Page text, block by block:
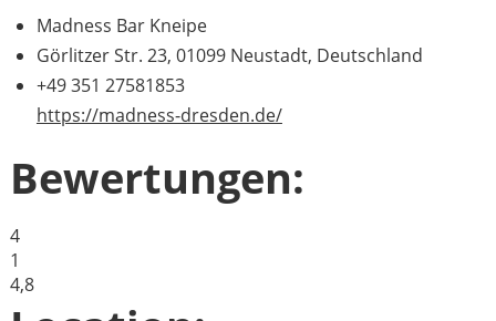
Madness Bar Kneipe
Görlitzer Str. 23, 01099 Neustadt, Deutschland
+49 351 27581853
https://madness-dresden.de/
Bewertungen:
4
1
4,8